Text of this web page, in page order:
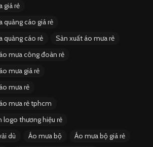
giá rẻ
quảng cáo giá rẻ
quảng cáo rẻ
Sản xuất áo mưa rẻ
mưa công đoàn rẻ
mưa giá rẻ
mưa rẻ
mưa rẻ tphcm
logo thương hiệu rẻ
dù
Áo mưa bộ
Áo mưa bộ giá rẻ